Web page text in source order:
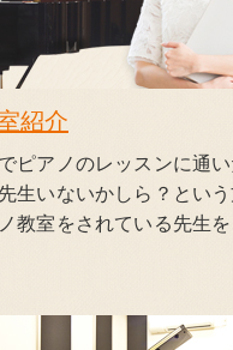
紹介
ピアノのレッスンに通
生いないかしら？という
教室をされている先生